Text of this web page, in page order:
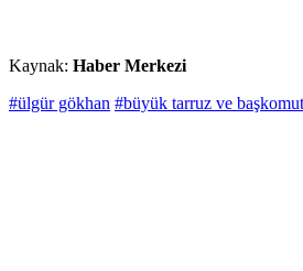
Kaynak: Haber Merkezi
#ülgür gökhan #büyük tarruz ve